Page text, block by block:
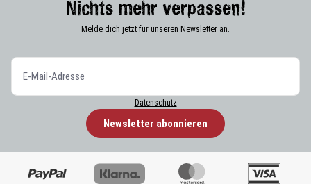
Nichts mehr verpassen!
Melde dich jetzt für unseren Newsletter an.
Datenschutz
Newsletter abonnieren